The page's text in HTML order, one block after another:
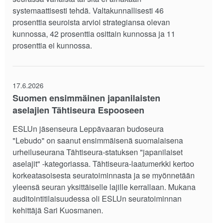
systemaattisesti tehdä. Valtakunnallisesti 46
prosenttia seuroista arvioi strategiansa olevan
kunnossa, 42 prosenttia osittain kunnossa ja 11
prosenttia ei kunnossa.
17.6.2026
Suomen ensimmäinen japanilaisten
aselajien Tähtiseura Espooseen
ESLUn jäsenseura Leppävaaran budoseura
"Lebudo" on saanut ensimmäisenä suomalaisena
urheiluseurana Tähtiseura-statuksen "japanilaiset
aselajit" -kategoriassa. Tähtiseura-laatumerkki kertoo
korkeatasoisesta seuratoiminnasta ja se myönnetään
yleensä seuran yksittäiselle lajille kerrallaan. Mukana
auditointitilaisuudessa oli ESLUn seuratoiminnan
kehittäjä Sari Kuosmanen.